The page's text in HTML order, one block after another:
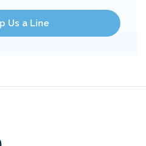
Us a Line